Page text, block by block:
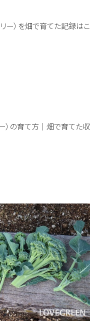
ー）を畑で育てた記録はこ
）の育て方｜畑で育てた収